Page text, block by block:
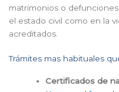
matrimonios o
el estado civil como en la
acreditados.
Trámites mas habituales
Certificados de